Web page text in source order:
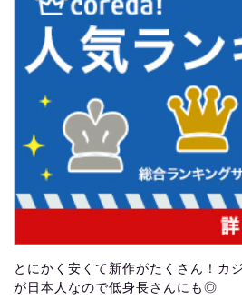
とにかく安くて新作がたくさん！カ
が日本人なので低身長さんにも◎